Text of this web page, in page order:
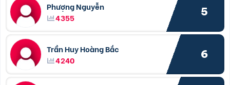
Phượng Nguyễn
4355
5
Trần Huy Hoàng Bắc
4240
6